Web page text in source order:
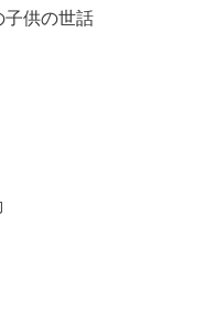
供の世話